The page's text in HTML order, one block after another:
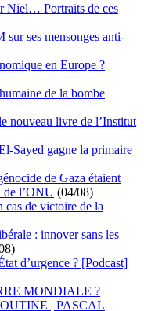
Niel… Portraits de ces
ses mensonges anti-
en Europe ?
de la bombe
nouveau livre de l’Institut
Sayed gagne la primaire
de Gaza étaient
de l’ONU (04/08)
cas de victoire de la
: innover sans les
d’urgence ? [Podcast]
MONDIALE ?
| PASCAL